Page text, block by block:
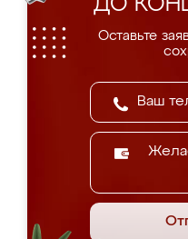
ДО
Оставьте